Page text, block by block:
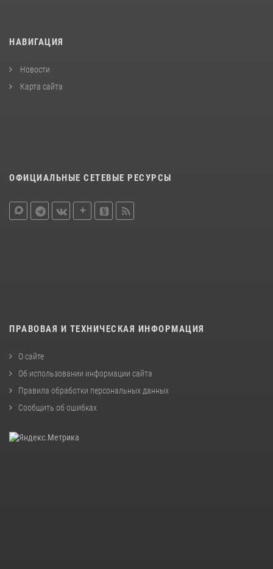
НАВИГАЦИЯ
Новости
Карта сайта
ОФИЦИАЛЬНЫЕ СЕТЕВЫЕ РЕСУРСЫ
ПРАВОВАЯ И ТЕХНИЧЕСКАЯ ИНФОРМАЦИЯ
О сайте
Об использовании информации сайта
Правила обработки персональных данных
Сообщить об ошибках